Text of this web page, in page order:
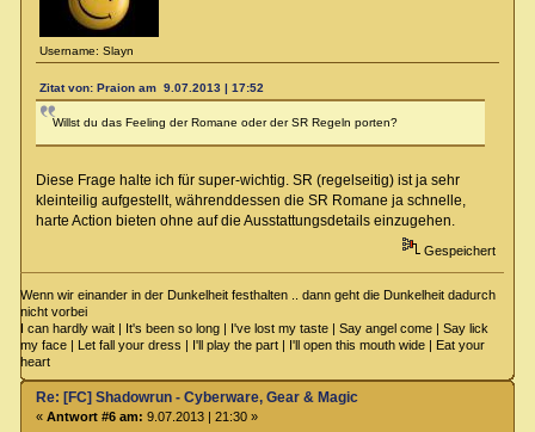
Username: Slayn
Zitat von: Praion am 9.07.2013 | 17:52
Willst du das Feeling der Romane oder der SR Regeln porten?
Diese Frage halte ich für super-wichtig. SR (regelseitig) ist ja sehr
kleinteilig aufgestellt, währenddessen die SR Romane ja schnelle,
harte Action bieten ohne auf die Ausstattungsdetails einzugehen.
Gespeichert
Wenn wir einander in der Dunkelheit festhalten .. dann geht die Dunkelheit dadurch
nicht vorbei
I can hardly wait | It's been so long | I've lost my taste | Say angel come | Say lick
my face | Let fall your dress | I'll play the part | I'll open this mouth wide | Eat your
heart
Re: [FC] Shadowrun - Cyberware, Gear & Magic
« Antwort #6 am: 9.07.2013 | 21:30 »